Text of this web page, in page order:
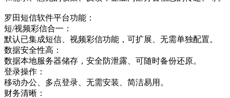
罗田短信软件平台功能：
短/视频彩信合一：
默认已集成短信、视频彩信功能，可扩展、无需单独配置。
数据安全性高：
数据本地服务器储存，安全防泄露、可随时备份还原。
登录操作：
移动办公、多点登录、无需安装、简洁易用。
财务清晰：